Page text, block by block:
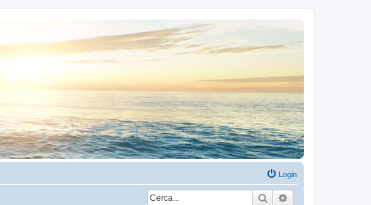
Login
Cerca